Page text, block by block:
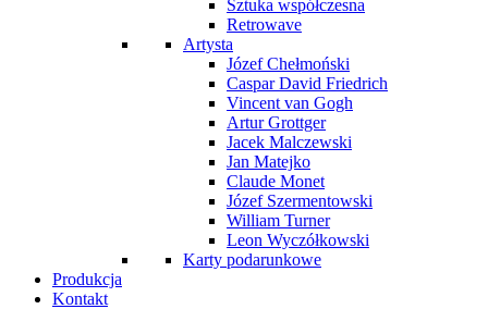
Sztuka współczesna
Retrowave
Artysta
Józef Chełmoński
Caspar David Friedrich
Vincent van Gogh
Artur Grottger
Jacek Malczewski
Jan Matejko
Claude Monet
Józef Szermentowski
William Turner
Leon Wyczółkowski
Karty podarunkowe
Produkcja
Kontakt